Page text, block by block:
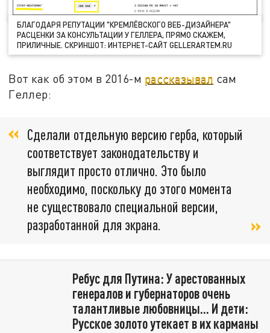
БЛАГОДАРЯ РЕПУТАЦИИ "КРЕМЛЁВСКОГО ВЕБ-ДИЗАЙНЕРА"
РАСЦЕНКИ ЗА КОНСУЛЬТАЦИИ У ГЕЛЛЕРА, ПРЯМО СКАЖЕМ,
ПРИЛИЧНЫЕ. СКРИНШОТ: ИНТЕРНЕТ-САЙТ GELLERARTEM.RU
Вот как об этом в 2016-м рассказывал сам
Геллер:
Сделали отдельную версию герба, который
соответствует законодательству и
выглядит просто отлично. Это было
необходимо, поскольку до этого момента
не существовало специальной версии,
разработанной для экрана.
Ребус для Путина: У арестованных
генералов и губернаторов очень
талантливые любовницы... И дети:
Русское золото утекает в их карманы